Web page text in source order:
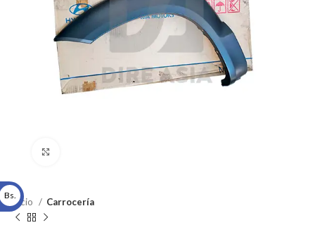
Inicio Carrocería
Bs.